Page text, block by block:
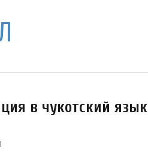
в чукотский язык